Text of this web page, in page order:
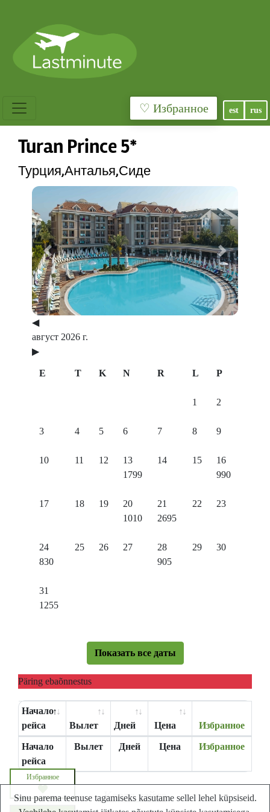
♡ Избранное est rus
Turan Prince 5*
Турция,Анталья,Сиде
Previous Next
◀
август 2026 г.
▶
E T K N R L P
1 2
3 4 5 6 7 8 9
10 11 12
13
1799
14 15
16
990
17 18 19
20
1010
21
2695
22 23
24
830
25 26 27
28
905
29 30
31
1255
Показать все даты
Päring ebaõnnestus
Начало
рейса
Вылет Дней Цена Избранное
Начало
рейса
Вылет Дней Цена Избранное
Избранное
Карта сайта
Sinu parema teenuse tagamiseks kasutame sellel lehel küpsiseid.